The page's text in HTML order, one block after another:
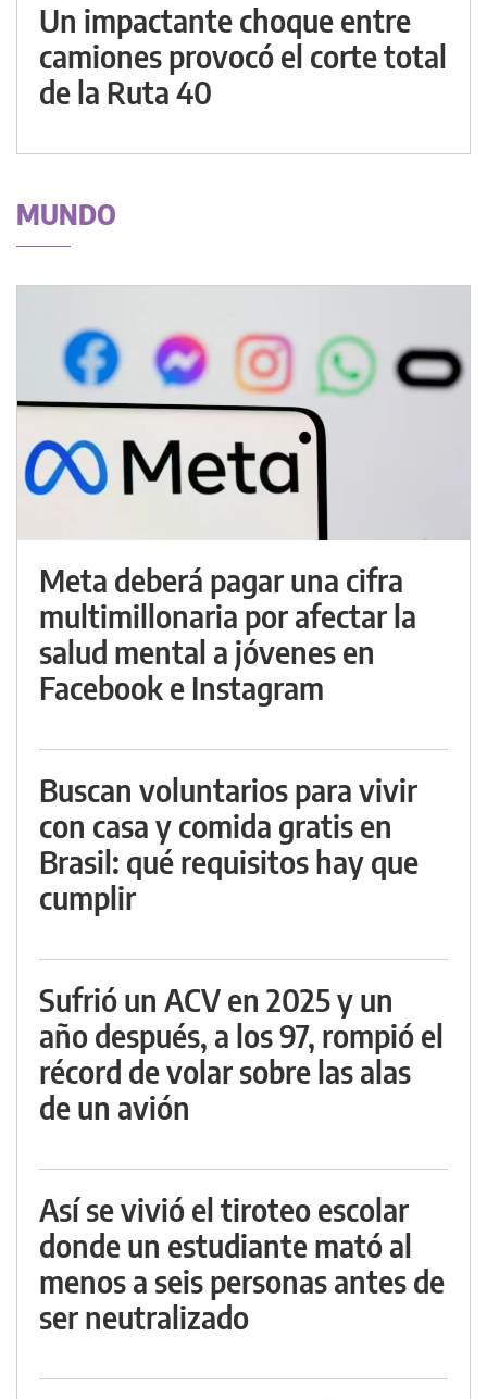
Un impactante choque entre
camiones provocó el corte total
de la Ruta 40
MUNDO
Meta deberá pagar una cifra
multimillonaria por afectar la
salud mental a jóvenes en
Facebook e Instagram
Buscan voluntarios para vivir
con casa y comida gratis en
Brasil: qué requisitos hay que
cumplir
Sufrió un ACV en 2025 y un
año después, a los 97, rompió el
récord de volar sobre las alas
de un avión
Así se vivió el tiroteo escolar
donde un estudiante mató al
menos a seis personas antes de
ser neutralizado